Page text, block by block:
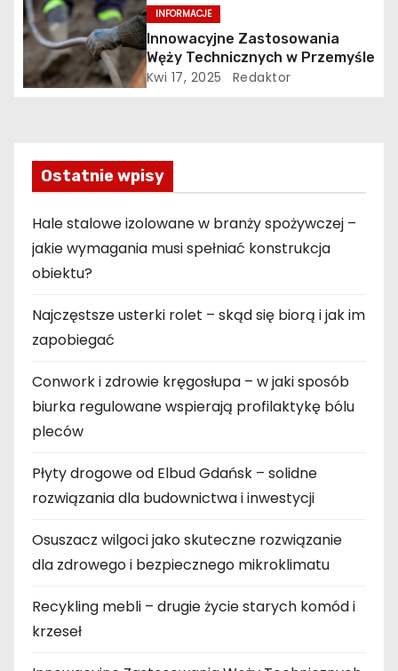
w
p
s
u
mikroklimatu
INFORMACJE
Innowacyjne Zastosowania
Węży Technicznych w Przemyśle
Kwi 17, 2025 Redaktor
Ostatnie wpisy
Hale stalowe izolowane w branży spożywczej –
jakie wymagania musi spełniać konstrukcja
obiektu?
Najczęstsze usterki rolet – skąd się biorą i jak im
zapobiegać
Conwork i zdrowie kręgosłupa – w jaki sposób
biurka regulowane wspierają profilaktykę bólu
pleców
Płyty drogowe od Elbud Gdańsk – solidne
rozwiązania dla budownictwa i inwestycji
Osuszacz wilgoci jako skuteczne rozwiązanie
dla zdrowego i bezpiecznego mikroklimatu
Recykling mebli – drugie życie starych komód i
krzeseł